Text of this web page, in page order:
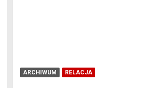
ARCHIWUM RELACJA